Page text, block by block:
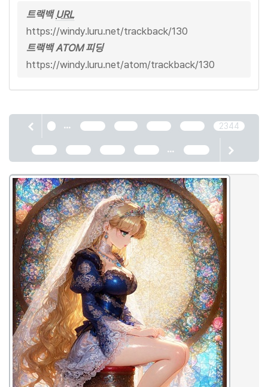
트랙백 URL
https://windy.luru.net/trackback/130
트랙백 ATOM 피딩
https://windy.luru.net/atom/trackback/130
... 2344
...